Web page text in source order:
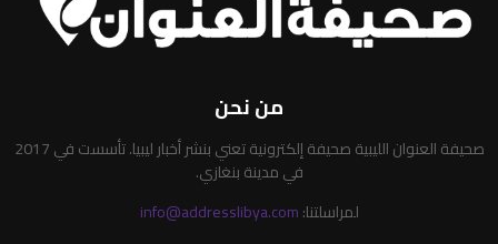
من نحن
صحيفة العنوان الليبية صحيفة إلكترونية تعني بنشر أخبار ليبيا. تأسست في 2017
في مدينة بنغازي.
لمراسلتنا:info@addresslibya.com